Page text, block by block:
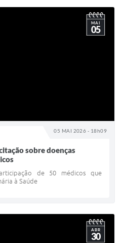
05 MAI 2026 - 18h09
MAI
05
sobre doenças
de 50 médicos que
à Saúde
ABR
30